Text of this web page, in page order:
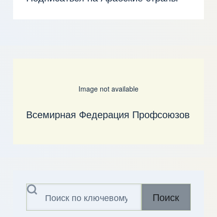
Image not available
Всемирная Федерация Профсоюзов
Поиск